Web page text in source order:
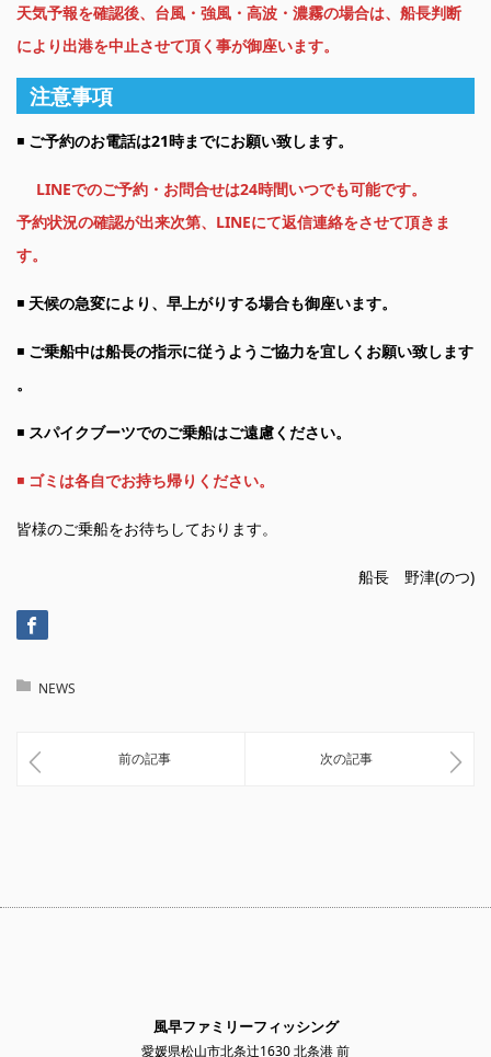
天気予報を確認後、台風・強風・高波・濃霧の場合は、船長判断
により出港を中止させて頂く事が御座います。
注意事項
◾️ ご予約のお電話は21時までにお願い致します。
LINEでのご予約・お問合せは24時間いつでも可能です。
予約状況の確認が出来次第、LINEにて返信連絡をさせて頂きま
す。
◾️ 天候の急変により、早上がりする場合も御座います。
◾️ ご乗船中は船長の指示に従うようご協力を宜しくお願い致します
。
◾️ スパイクブーツでのご乗船はご遠慮ください。
◾️ ゴミは各自でお持ち帰りください。
皆様のご乗船をお待ちしております。
船長 野津(のつ)
NEWS
前の記事 次の記事
風早ファミリーフィッシング
愛媛県松山市北条辻1630 北条港 前